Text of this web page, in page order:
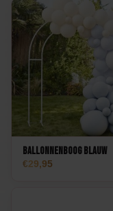
Ballonnenboog Blauw
29,95